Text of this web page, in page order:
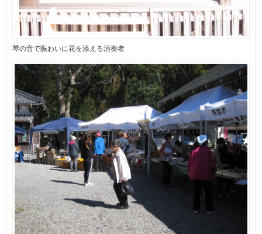
琴の音で賑わいに花を添える演奏者